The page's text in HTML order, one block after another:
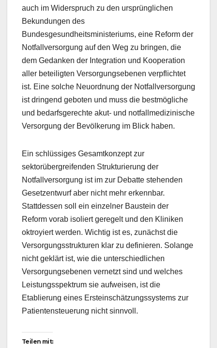
auch im Widerspruch zu den ursprünglichen
Bekundungen des
Bundesgesundheitsministeriums, eine Reform der
Notfallversorgung auf den Weg zu bringen, die
dem Gedanken der Integration und Kooperation
aller beteiligten Versorgungsebenen verpflichtet
ist. Eine solche Neuordnung der Notfallversorgung
ist dringend geboten und muss die bestmögliche
und bedarfsgerechte akut- und notfallmedizinische
Versorgung der Bevölkerung im Blick haben.
Ein schlüssiges Gesamtkonzept zur
sektorübergreifenden Strukturierung der
Notfallversorgung ist im zur Debatte stehenden
Gesetzentwurf aber nicht mehr erkennbar.
Stattdessen soll ein einzelner Baustein der
Reform vorab isoliert geregelt und den Kliniken
oktroyiert werden. Wichtig ist es, zunächst die
Versorgungsstrukturen klar zu definieren. Solange
nicht geklärt ist, wie die unterschiedlichen
Versorgungsebenen vernetzt sind und welches
Leistungsspektrum sie aufweisen, ist die
Etablierung eines Ersteinschätzungssystems zur
Patientensteuerung nicht sinnvoll.
Teilen mit: